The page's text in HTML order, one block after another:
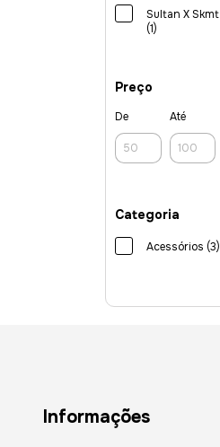
Sultan X Skmt
(1)
Preço
De Até
Categoria
Acessórios (3)
Informações